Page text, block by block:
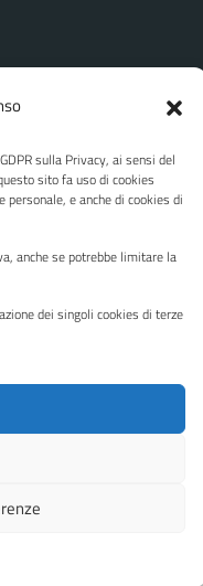
sulla Privacy, ai sensi del
sito fa uso di cookies
e anche di cookies di
anche se potrebbe limitare la
dei singoli cookies di terze